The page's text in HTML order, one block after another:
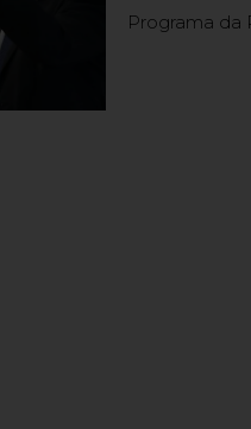
Programa da